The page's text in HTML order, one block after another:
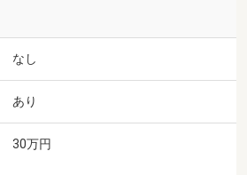
なし
あり
30万円